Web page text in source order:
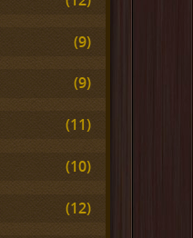
(9)
(9)
(11)
(10)
(12)